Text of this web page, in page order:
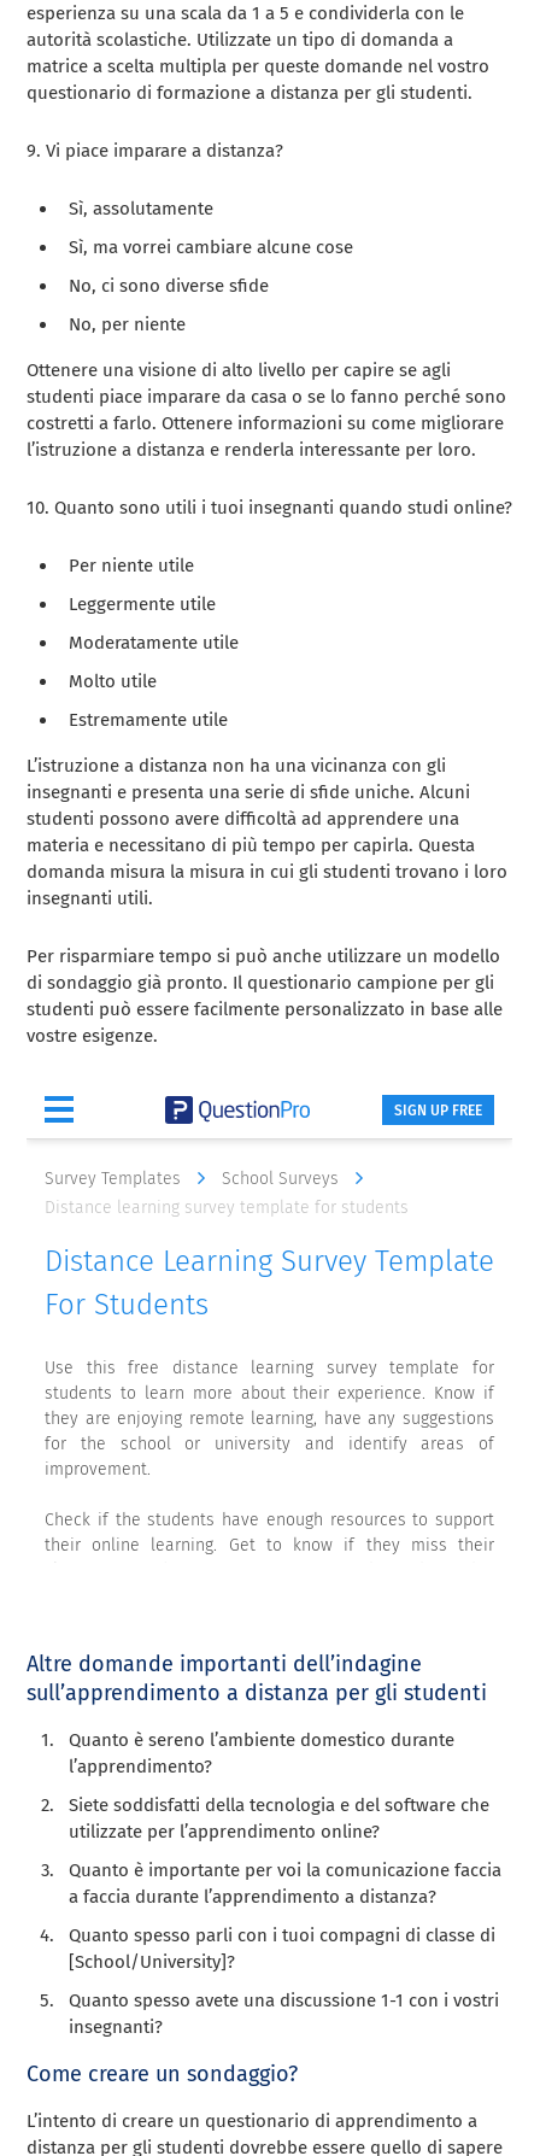
esperienza su una scala da 1 a 5 e condividerla con le
autorità scolastiche. Utilizzate un tipo di domanda a
matrice a scelta multipla per queste domande nel vostro
questionario di formazione a distanza per gli studenti.
9. Vi piace imparare a distanza?
Sì, assolutamente
Sì, ma vorrei cambiare alcune cose
No, ci sono diverse sfide
No, per niente
Ottenere una visione di alto livello per capire se agli
studenti piace imparare da casa o se lo fanno perché sono
costretti a farlo. Ottenere informazioni su come migliorare
l’istruzione a distanza e renderla interessante per loro.
10. Quanto sono utili i tuoi insegnanti quando studi online?
Per niente utile
Leggermente utile
Moderatamente utile
Molto utile
Estremamente utile
L’istruzione a distanza non ha una vicinanza con gli
insegnanti e presenta una serie di sfide uniche. Alcuni
studenti possono avere difficoltà ad apprendere una
materia e necessitano di più tempo per capirla. Questa
domanda misura la misura in cui gli studenti trovano i loro
insegnanti utili.
Per risparmiare tempo si può anche utilizzare un modello
di sondaggio già pronto. Il questionario campione per gli
studenti può essere facilmente personalizzato in base alle
vostre esigenze.
Altre domande importanti dell’indagine
sull’apprendimento a distanza per gli studenti
Quanto è sereno l’ambiente domestico durante
l’apprendimento?
Siete soddisfatti della tecnologia e del software che
utilizzate per l’apprendimento online?
Quanto è importante per voi la comunicazione faccia
a faccia durante l’apprendimento a distanza?
Quanto spesso parli con i tuoi compagni di classe di
[School/University]?
Quanto spesso avete una discussione 1-1 con i vostri
insegnanti?
Come creare un sondaggio?
L’intento di creare un questionario di apprendimento a
distanza per gli studenti dovrebbe essere quello di sapere